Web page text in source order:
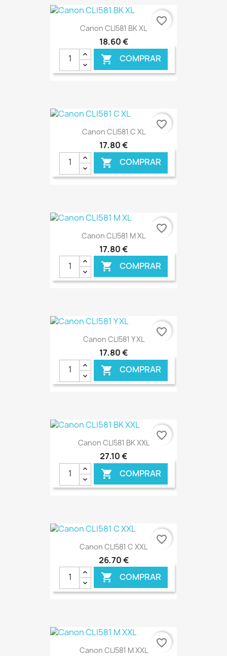
€ ONLINE
Canon CLI581 BK XL
18,60 €
 COMPRAR
€ ONLINE
favorite_border
Canon CLI581 C XL
17,80 €
 COMPRAR
€ ONLINE
favorite_border
Canon CLI581 M XL
17,80 €
 COMPRAR
€ ONLINE
favorite_border
Canon CLI581 Y XL
17,80 €
 COMPRAR
€ ONLINE
favorite_border
Canon CLI581 BK XXL
27,10 €
 COMPRAR
€ ONLINE
favorite_border
Canon CLI581 C XXL
26,70 €
 COMPRAR
€ ONLINE
favorite_border
Canon CLI581 M XXL
favorite_border